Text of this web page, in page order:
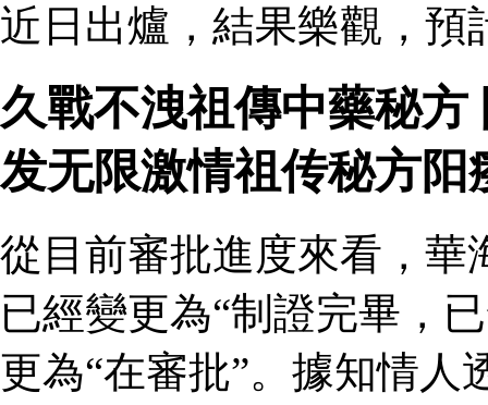
近日出爐，結果樂觀，預
久戰不洩祖傳中藥秘
发无限激情祖传秘方阳
從目前審批進度來看，華
已經變更為“制證完畢，
更為“在審批”。據知情